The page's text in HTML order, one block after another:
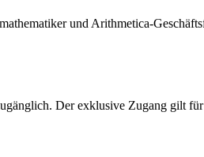
und Arithmetica-
Der exklusive Zugang gilt